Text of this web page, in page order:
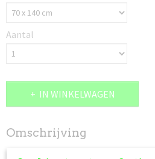
Aantal
IN WINKELWAGEN
Omschrijving